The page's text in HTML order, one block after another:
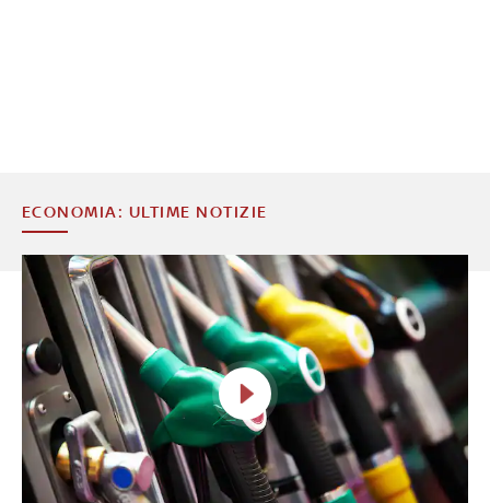
ECONOMIA: ULTIME NOTIZIE